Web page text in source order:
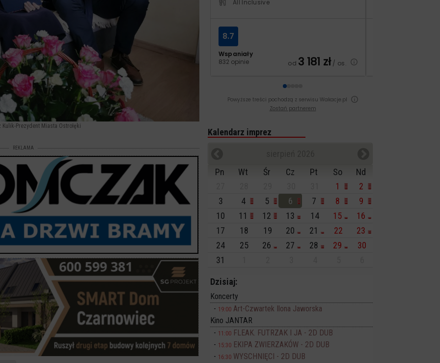
Prezydent Miasta Ostrołęki
REKLAMA
All Inclusive
Wspaniały
832 opinie
8.7
od 3 181 zł/ os.
Powyższe treści pochodzą z serwisu Wakacje.pl
Zostań partnerem
Kalendarz imprez
Pn
Wt Śr Cz Pt So
Nd
1
2
3
4 5 6 7 8
9
10
11 12 13 14 15
16
17
18 19 20 21 22
23
24
25 26 27 28 29
30
31
Dzisiaj:
Koncerty
19:00 Art-Czwartek Ilona Jaworska
Kino JANTAR
11:00 FLEAK. FUTRZAK I JA - 2D DUB
15:30 EKIPA ZWIERZAKÓW - 2D DUB
16:30 WYSCHNIĘCI - 2D DUB